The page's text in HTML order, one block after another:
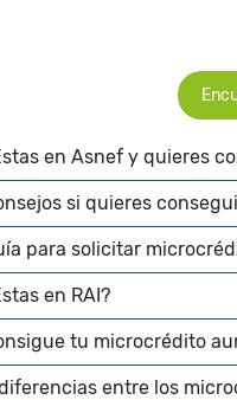
en Asnef y quieres
si quieres
para solicitar
en RAI?
tu microcrédito
entre los